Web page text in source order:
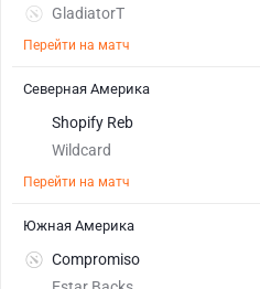
GladiatorT
Перейти на матч
Shopify Reb
Wildcard
Перейти на матч
Северная Америка
Compromiso
Южная Америка